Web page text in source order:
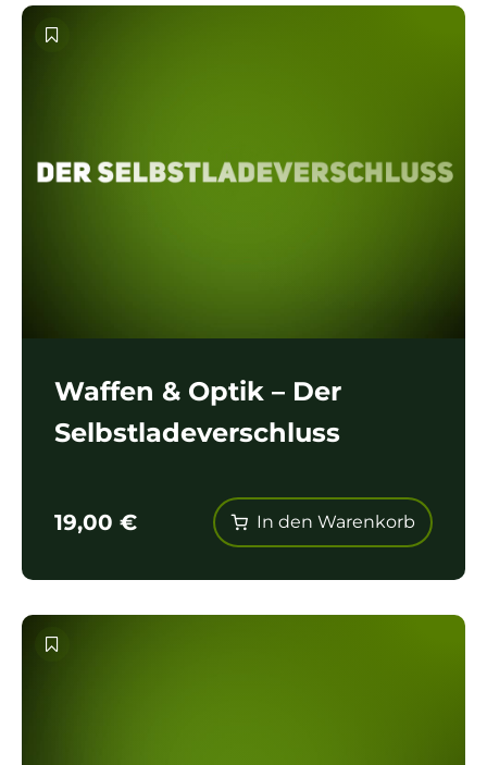
Waffen & Optik – Der
Selbstladeverschluss
19,00 € In den Warenkorb